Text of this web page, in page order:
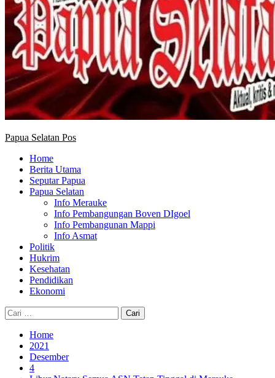
Papua Selatan Pos
Home
Berita Utama
Seputar Papua
Papua Selatan
Info Merauke
Info Pembangungan Boven DIgoel
Info Pembangunan Mappi
Info Asmat
Politik
Hukrim
Kesehatan
Pendidikan
Ekonomi
Cari
untuk:
Home
2021
Desember
4